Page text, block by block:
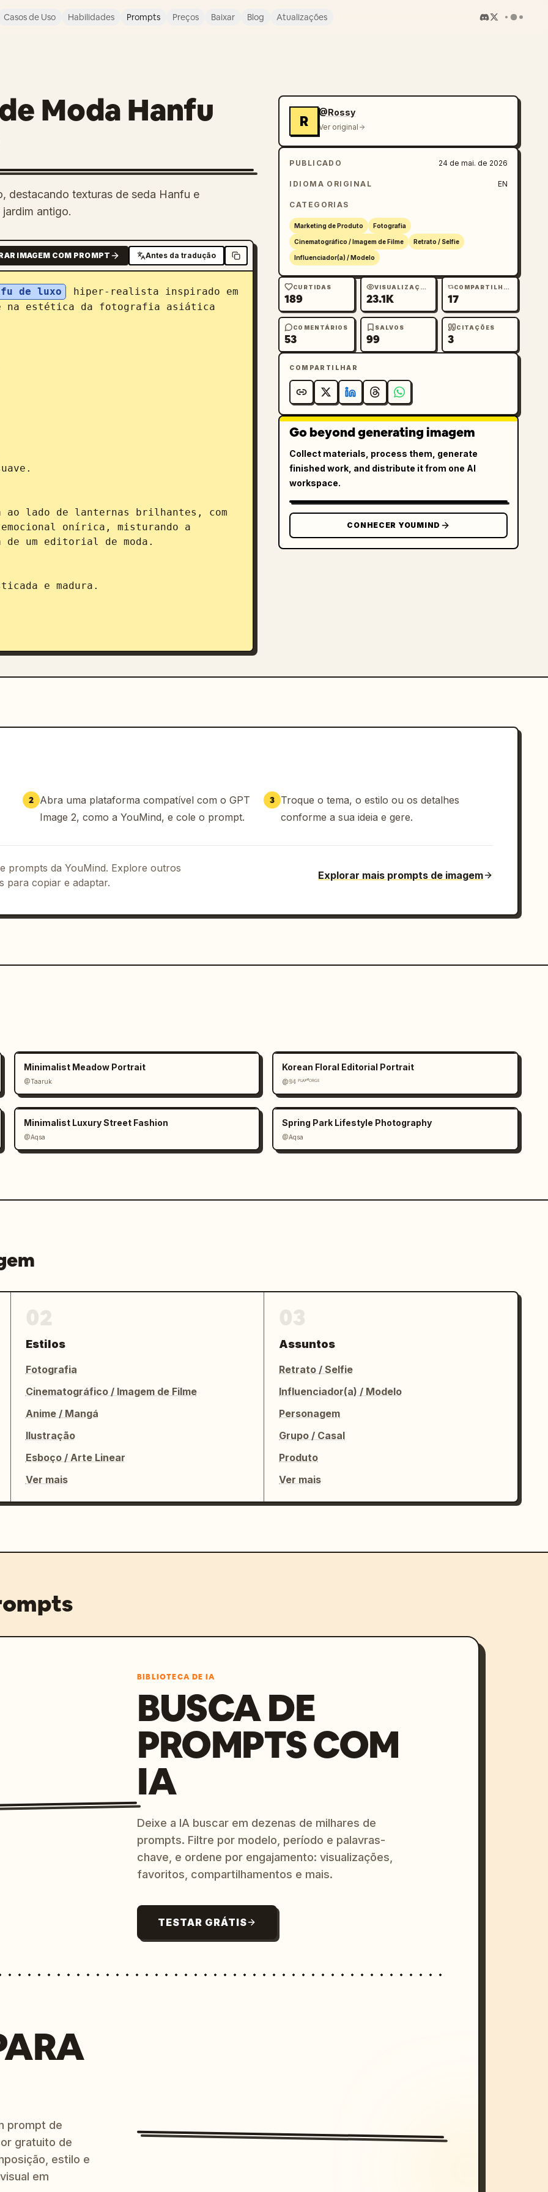
Casos de Uso Habilidades Prompts Preços Baixar Blog Atualizações
Moda Hanfu
destacando texturas de seda Hanfu e
antigo.
IMAGEM COM PROMPT Antes da tradução
de luxo
hiper-realista inspirado em
e na estética da fotografia asiática
ao lado de lanternas brilhantes, com
onírica, misturando a
de um editorial de moda.
e madura.
R
@Rossy
Ver original
PUBLICADO 24 de mai. de 2026
IDIOMA ORIGINAL EN
CATEGORIAS
Marketing de Produto Fotografia
Cinematográfico / Imagem de Filme Retrato / Selfie
Influenciador(a) / Modelo
CURTIDAS
189
VISUALIZAÇÕES
23.1K
COMPARTILHAMENTOS
17
COMENTÁRIOS
53
SALVOS
99
CITAÇÕES
3
COMPARTILHAR
Go beyond generating imagem
Collect materials, process them, generate
finished work, and distribute it from one AI
workspace.
CONHECER YOUMIND
2 Abra uma plataforma compatível com o GPT
Image 2, como a YouMind, e cole o prompt.
3
Troque o tema, o estilo ou os detalhes
conforme a sua ideia e gere.
prompts da YouMind. Explore outros
para copiar e adaptar.
Explorar mais prompts de imagem
Minimalist Meadow Portrait
@Taaruk
Korean Floral Editorial Portrait
@𝟡𝟜 ᴾᴸᴬʸᶠᴼᴿᴳᴱ
Minimalist Luxury Street Fashion
@Aqsa
Spring Park Lifestyle Photography
@Aqsa
Estilos
Fotografia
Cinematográfico / Imagem de Filme
Anime / Mangá
Ilustração
Esboço / Arte Linear
Ver mais
Assuntos
Retrato / Selfie
Influenciador(a) / Modelo
Personagem
Grupo / Casal
Produto
Ver mais
BIBLIOTECA DE IA
BUSCA DE
PROMPTS COM
IA
Deixe a IA buscar em dezenas de milhares de
prompts. Filtre por modelo, período e palavras-
chave, e ordene por engajamento: visualizações,
favoritos, compartilhamentos e mais.
TESTAR GRÁTIS
prompt de
gratuito de
estilo e
em